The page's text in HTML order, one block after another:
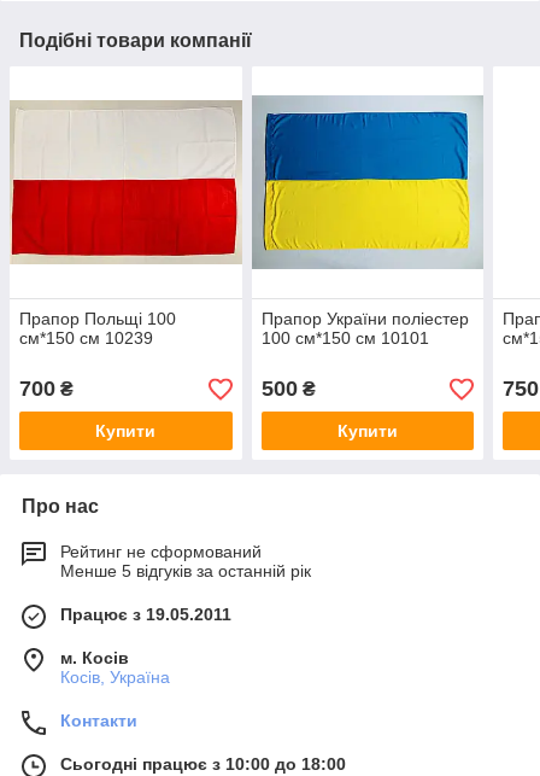
Подібні товари компанії
Прапор Польщі 100
см*150 см 10239
700 ₴
Купити
Прапор України поліестер
100 см*150 см 10101
500₴
Купити
750
Про нас
Рейтинг не сформований
Менше 5 відгуків за останній рік
Працює з 19.05.2011
м. Косів
Косів, Україна
Контакти
Сьогодні працює з 10:00 до 18:00